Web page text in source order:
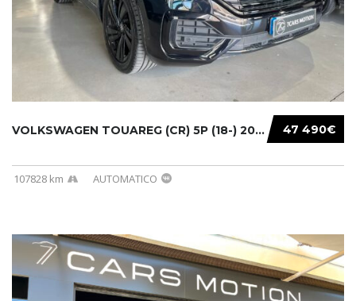
47 490€
VOLKSWAGEN TOUAREG (CR) 5P (18-) 2021...
107828 km AUTOMATICO